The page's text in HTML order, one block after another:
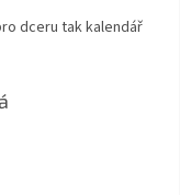
dceru tak kalendář